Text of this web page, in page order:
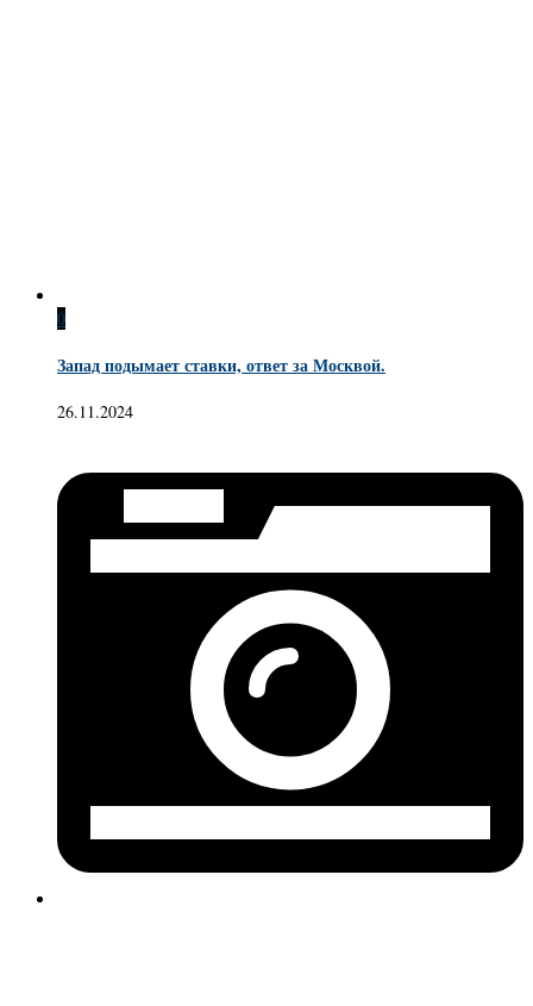
0
Запад подымает ставки, ответ за Москвой.
26.11.2024